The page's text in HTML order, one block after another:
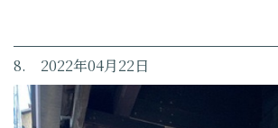
8. 2022年04月22日